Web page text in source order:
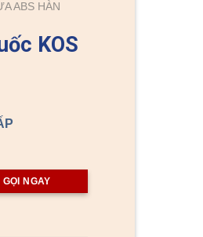
ABS HÀN
KOS
GỌI NGAY